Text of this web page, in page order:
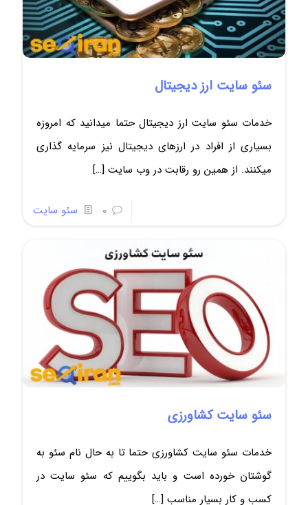
سئو سایت ارز دیجیتال
خدمات سئو سایت ارز دیجیتال حتما میدانید که امروزه
بسیاری از افراد در ارزهای دیجیتال نیز سرمایه گذاری
میکنند. از همین رو رقابت در وب سایت […]
0 سئو سایت
سئو سایت کشاورزی
خدمات سئو سایت کشاورزی حتما تا به حال نام سئو به
گوشتان خورده است و باید بگوییم که سئو سایت در
کسب و کار بسیار مناسب […]